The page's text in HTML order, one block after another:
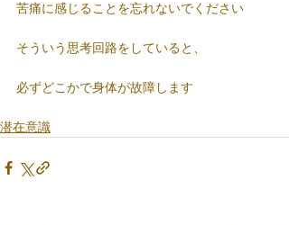
苦痛に感じることを忘れないでください
そういう思考回路をしていると、
必ずどこかで身体が故障します
潜在意識